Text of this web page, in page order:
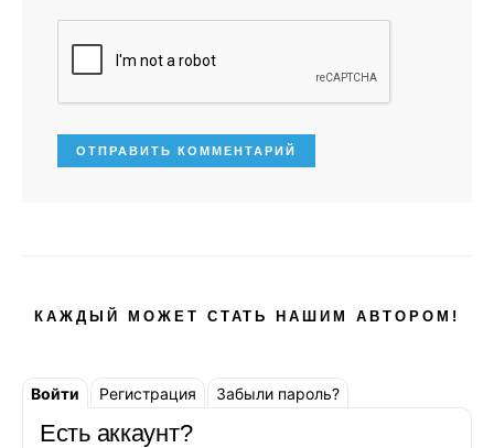
КАЖДЫЙ МОЖЕТ СТАТЬ НАШИМ АВТОРОМ!
Войти Регистрация Забыли пароль?
Есть аккаунт?